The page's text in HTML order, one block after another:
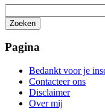
Zoeken
zoeken
Pagina
Bedankt voor je
Contacteer ons
Disclaimer
Over mij